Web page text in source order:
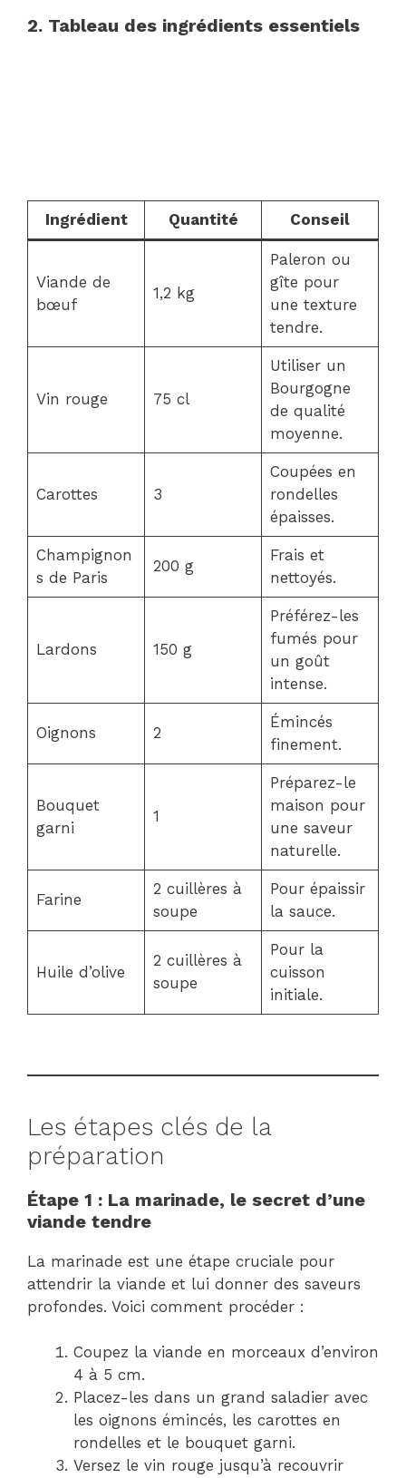
2. Tableau des ingrédients essentiels
Ingrédient Quantité Conseil
Viande de
bœuf
1,2 kg
Paleron ou
gîte pour
une texture
tendre.
Vin rouge 75 cl
Utiliser un
Bourgogne
de qualité
moyenne.
Carottes 3
Coupées en
rondelles
épaisses.
Champignon
s de Paris
200 g
Frais et
nettoyés.
Lardons 150 g
Préférez-les
fumés pour
un goût
intense.
Oignons 2
Émincés
finement.
Bouquet
garni
1
Préparez-le
maison pour
une saveur
naturelle.
Farine
2 cuillères à
soupe
Pour épaissir
la sauce.
Huile d’olive
2 cuillères à
soupe
Pour la
cuisson
initiale.
Les étapes clés de la
préparation
Étape 1 : La marinade, le secret d’une
viande tendre
La marinade est une étape cruciale pour
attendrir la viande et lui donner des saveurs
profondes. Voici comment procéder :
Coupez la viande en morceaux d’environ
4 à 5 cm.
Placez-les dans un grand saladier avec
les oignons émincés, les carottes en
rondelles et le bouquet garni.
Versez le vin rouge jusqu’à recouvrir